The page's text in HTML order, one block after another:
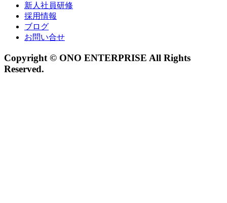
新人社員研修
採用情報
ブログ
お問い合せ
Copyright © ONO ENTERPRISE All Rights
Reserved.